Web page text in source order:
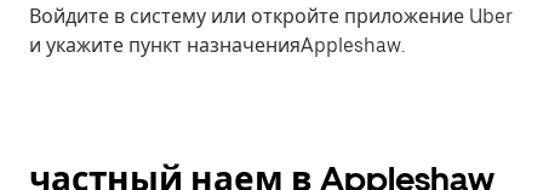
Войдите в систему или откройте приложение Uber
и укажите пункт назначенияAppleshaw.
частный наем в Appleshaw